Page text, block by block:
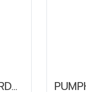
PUMPKIN AMSTERDAM เครื่องฉีดน้ำแรงดันสูง 200 บาร์ 5500 วัตต์ (33395)